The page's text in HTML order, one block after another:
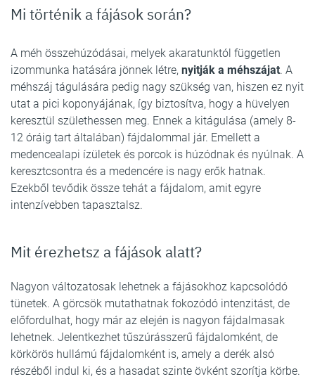
Mi történik a fájások során?
A méh összehúzódásai, melyek akaratunktól független
izommunka hatására jönnek létre, nyitják a méhszájat. A
méhszáj tágulására pedig nagy szükség van, hiszen ez nyit
utat a pici koponyájának, így biztosítva, hogy a hüvelyen
keresztül születhessen meg. Ennek a kitágulása (amely 8-
12 óráig tart általában) fájdalommal jár. Emellett a
medencealapi ízületek és porcok is húzódnak és nyúlnak. A
keresztcsontra és a medencére is nagy erők hatnak.
Ezekből tevődik össze tehát a fájdalom, amit egyre
intenzívebben tapasztalsz.
Mit érezhetsz a fájások alatt?
Nagyon változatosak lehetnek a fájásokhoz kapcsolódó
tünetek. A görcsök mutathatnak fokozódó intenzitást, de
előfordulhat, hogy már az elején is nagyon fájdalmasak
lehetnek. Jelentkezhet tűszúrásszerű fájdalomként, de
körkörös hullámú fájdalomként is, amely a derék alsó
részéből indul ki, és a hasadat szinte övként szorítja körbe.